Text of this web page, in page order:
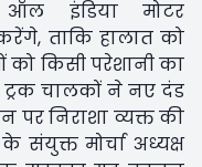
इंडिया मोटर
ताकि हालात को
किसी परेशानी का
ट्रक चालकों ने नए दंड
पर निराशा व्यक्त की
संयुक्त मोर्चा अध्यक्ष